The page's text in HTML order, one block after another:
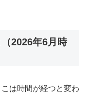
2026年6月時
は時間が経つと変わ